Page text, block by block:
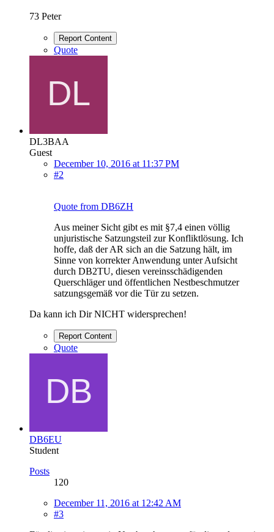
73 Peter
Report Content
Quote
DL3BAA
Guest
December 10, 2016 at 11:37 PM
#2
Quote from DB6ZH
Aus meiner Sicht gibt es mit §7,4 einen völlig
unjuristische Satzungsteil zur Konfliktlösung. Ich
hoffe, daß der AR sich an die Satzung hält, im
Sinne von korrekter Anwendung unter Aufsicht
durch DB2TU, diesen vereinsschädigenden
Querschläger und öffentlichen Nestbeschmutzer
satzungsgemäß vor die Tür zu setzen.
Da kann ich Dir NICHT widersprechen!
Report Content
Quote
DB6EU
Student
Posts
120
December 11, 2016 at 12:42 AM
#3